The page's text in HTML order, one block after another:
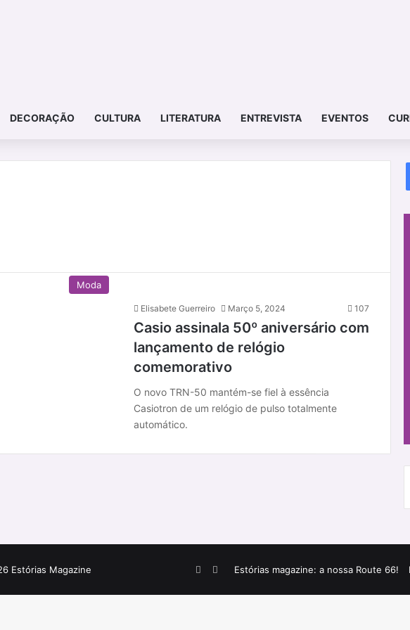
DECORAÇÃO CULTURA LITERATURA ENTREVISTA EVENTOS
Moda
Elisabete Guerreiro Março 5, 2024 107
Casio assinala 50º aniversário com
lançamento de relógio
comemorativo
O novo TRN-50 mantém-se fiel à essência
Casiotron de um relógio de pulso totalmente
automático.
Estórias Magazine Estórias magazine: a nossa Route 66!
Facebook
Instagram